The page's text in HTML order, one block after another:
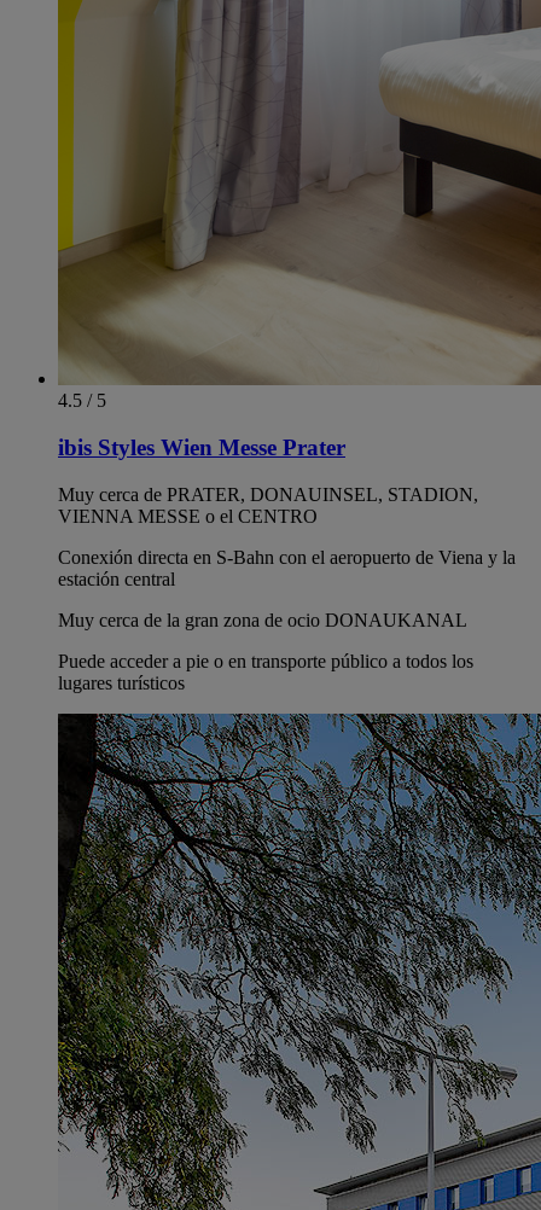
4.5 / 5
ibis Styles Wien Messe Prater
Muy cerca de PRATER, DONAUINSEL, STADION,
VIENNA MESSE o el CENTRO
Conexión directa en S-Bahn con el aeropuerto de Viena y la
estación central
Muy cerca de la gran zona de ocio DONAUKANAL
Puede acceder a pie o en transporte público a todos los
lugares turísticos